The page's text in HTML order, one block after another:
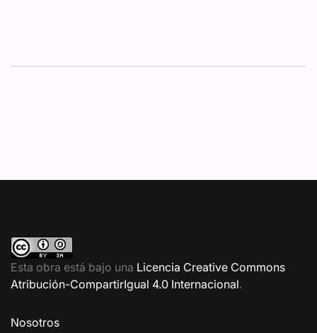
Esta obra está bajo una Licencia Creative Commons
Atribución-CompartirIgual 4.0 Internacional.
Nosotros